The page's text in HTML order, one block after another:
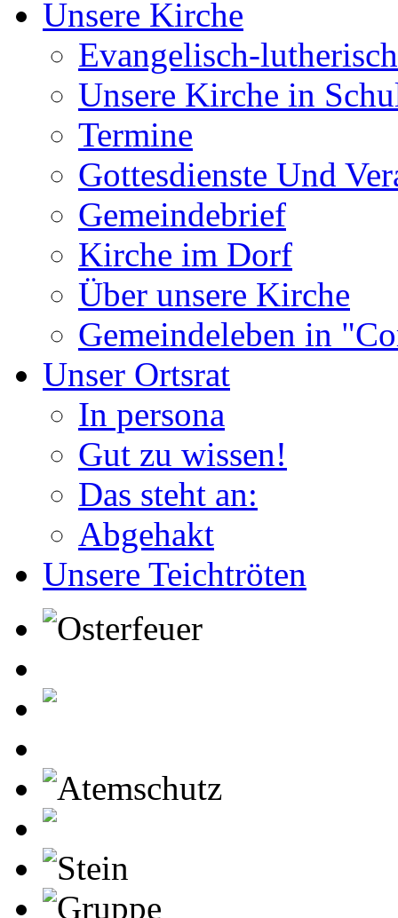
Unsere Kirche
Evangelisch-
Unsere Kirche in
Termine
Gottesdienste Und
Gemeindebrief
Kirche im Dorf
Über unsere Kirche
Gemeindeleben in
Unser Ortsrat
In persona
Gut zu wissen!
Das steht an:
Abgehakt
Unsere Teichtröten